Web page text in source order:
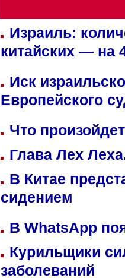
Израиль:
китайских — на
Иск
Европейского
Что
Глава Лех
В Китае
сидением
В WhatsApp
Курильщики